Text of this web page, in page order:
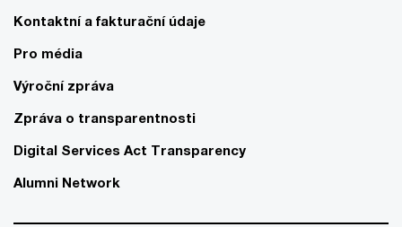
Kontaktní a fakturační údaje
Pro média
Výroční zpráva
Zpráva o transparentnosti
Digital Services Act Transparency
Alumni Network